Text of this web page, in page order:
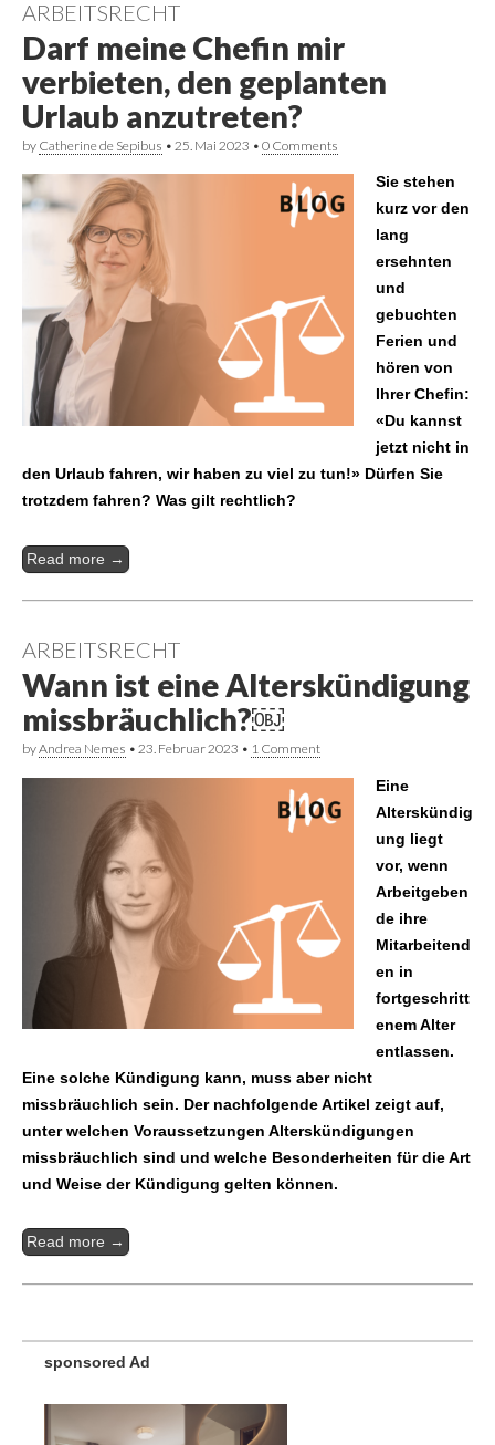
ARBEITSRECHT
Darf meine Chefin mir
verbieten, den geplanten
Urlaub anzutreten?
by Catherine de Sepibus • 25. Mai 2023 • 0 Comments
Sie stehen
kurz vor den
lang
ersehnten
und
gebuchten
Ferien und
hören von
Ihrer Chefin:
«Du kannst
jetzt nicht in
den Urlaub fahren, wir haben zu viel zu tun!» Dürfen Sie
trotzdem fahren? Was gilt rechtlich?
Read more →
ARBEITSRECHT
Wann ist eine Alterskündigung
missbräuchlich?￼
byAndrea Nemes • 23. Februar 2023 • 1 Comment
Eine
Alterskündig
ung liegt
vor, wenn
Arbeitgeben
de ihre
Mitarbeitend
en in
fortgeschritt
enem Alter
entlassen.
Eine solche Kündigung kann, muss aber nicht
missbräuchlich sein. Der nachfolgende Artikel zeigt auf,
unter welchen Voraussetzungen Alterskündigungen
missbräuchlich sind und welche Besonderheiten für die Art
und Weise der Kündigung gelten können.
Read more →
sponsored Ad